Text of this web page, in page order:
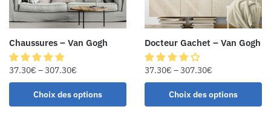
Chaussures – Van Gogh
37.30€ –307.30€
Choix des options
Docteur Gachet – Van Gogh
37.30€ –307.30€
Choix des options